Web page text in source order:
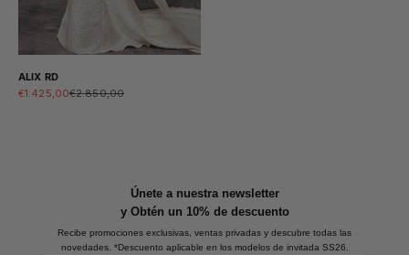
ALIX RD
Sale price
€1.425,00Regular price
€2.850,00
Únete a nuestra newsletter
y Obtén un 10% de descuento
Recibe promociones exclusivas, ventas privadas y descubre todas las
novedades. *Descuento aplicable en los modelos de invitada SS26.